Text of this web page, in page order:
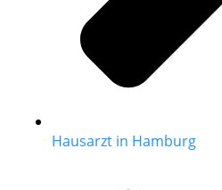
Hausarzt in Hamburg